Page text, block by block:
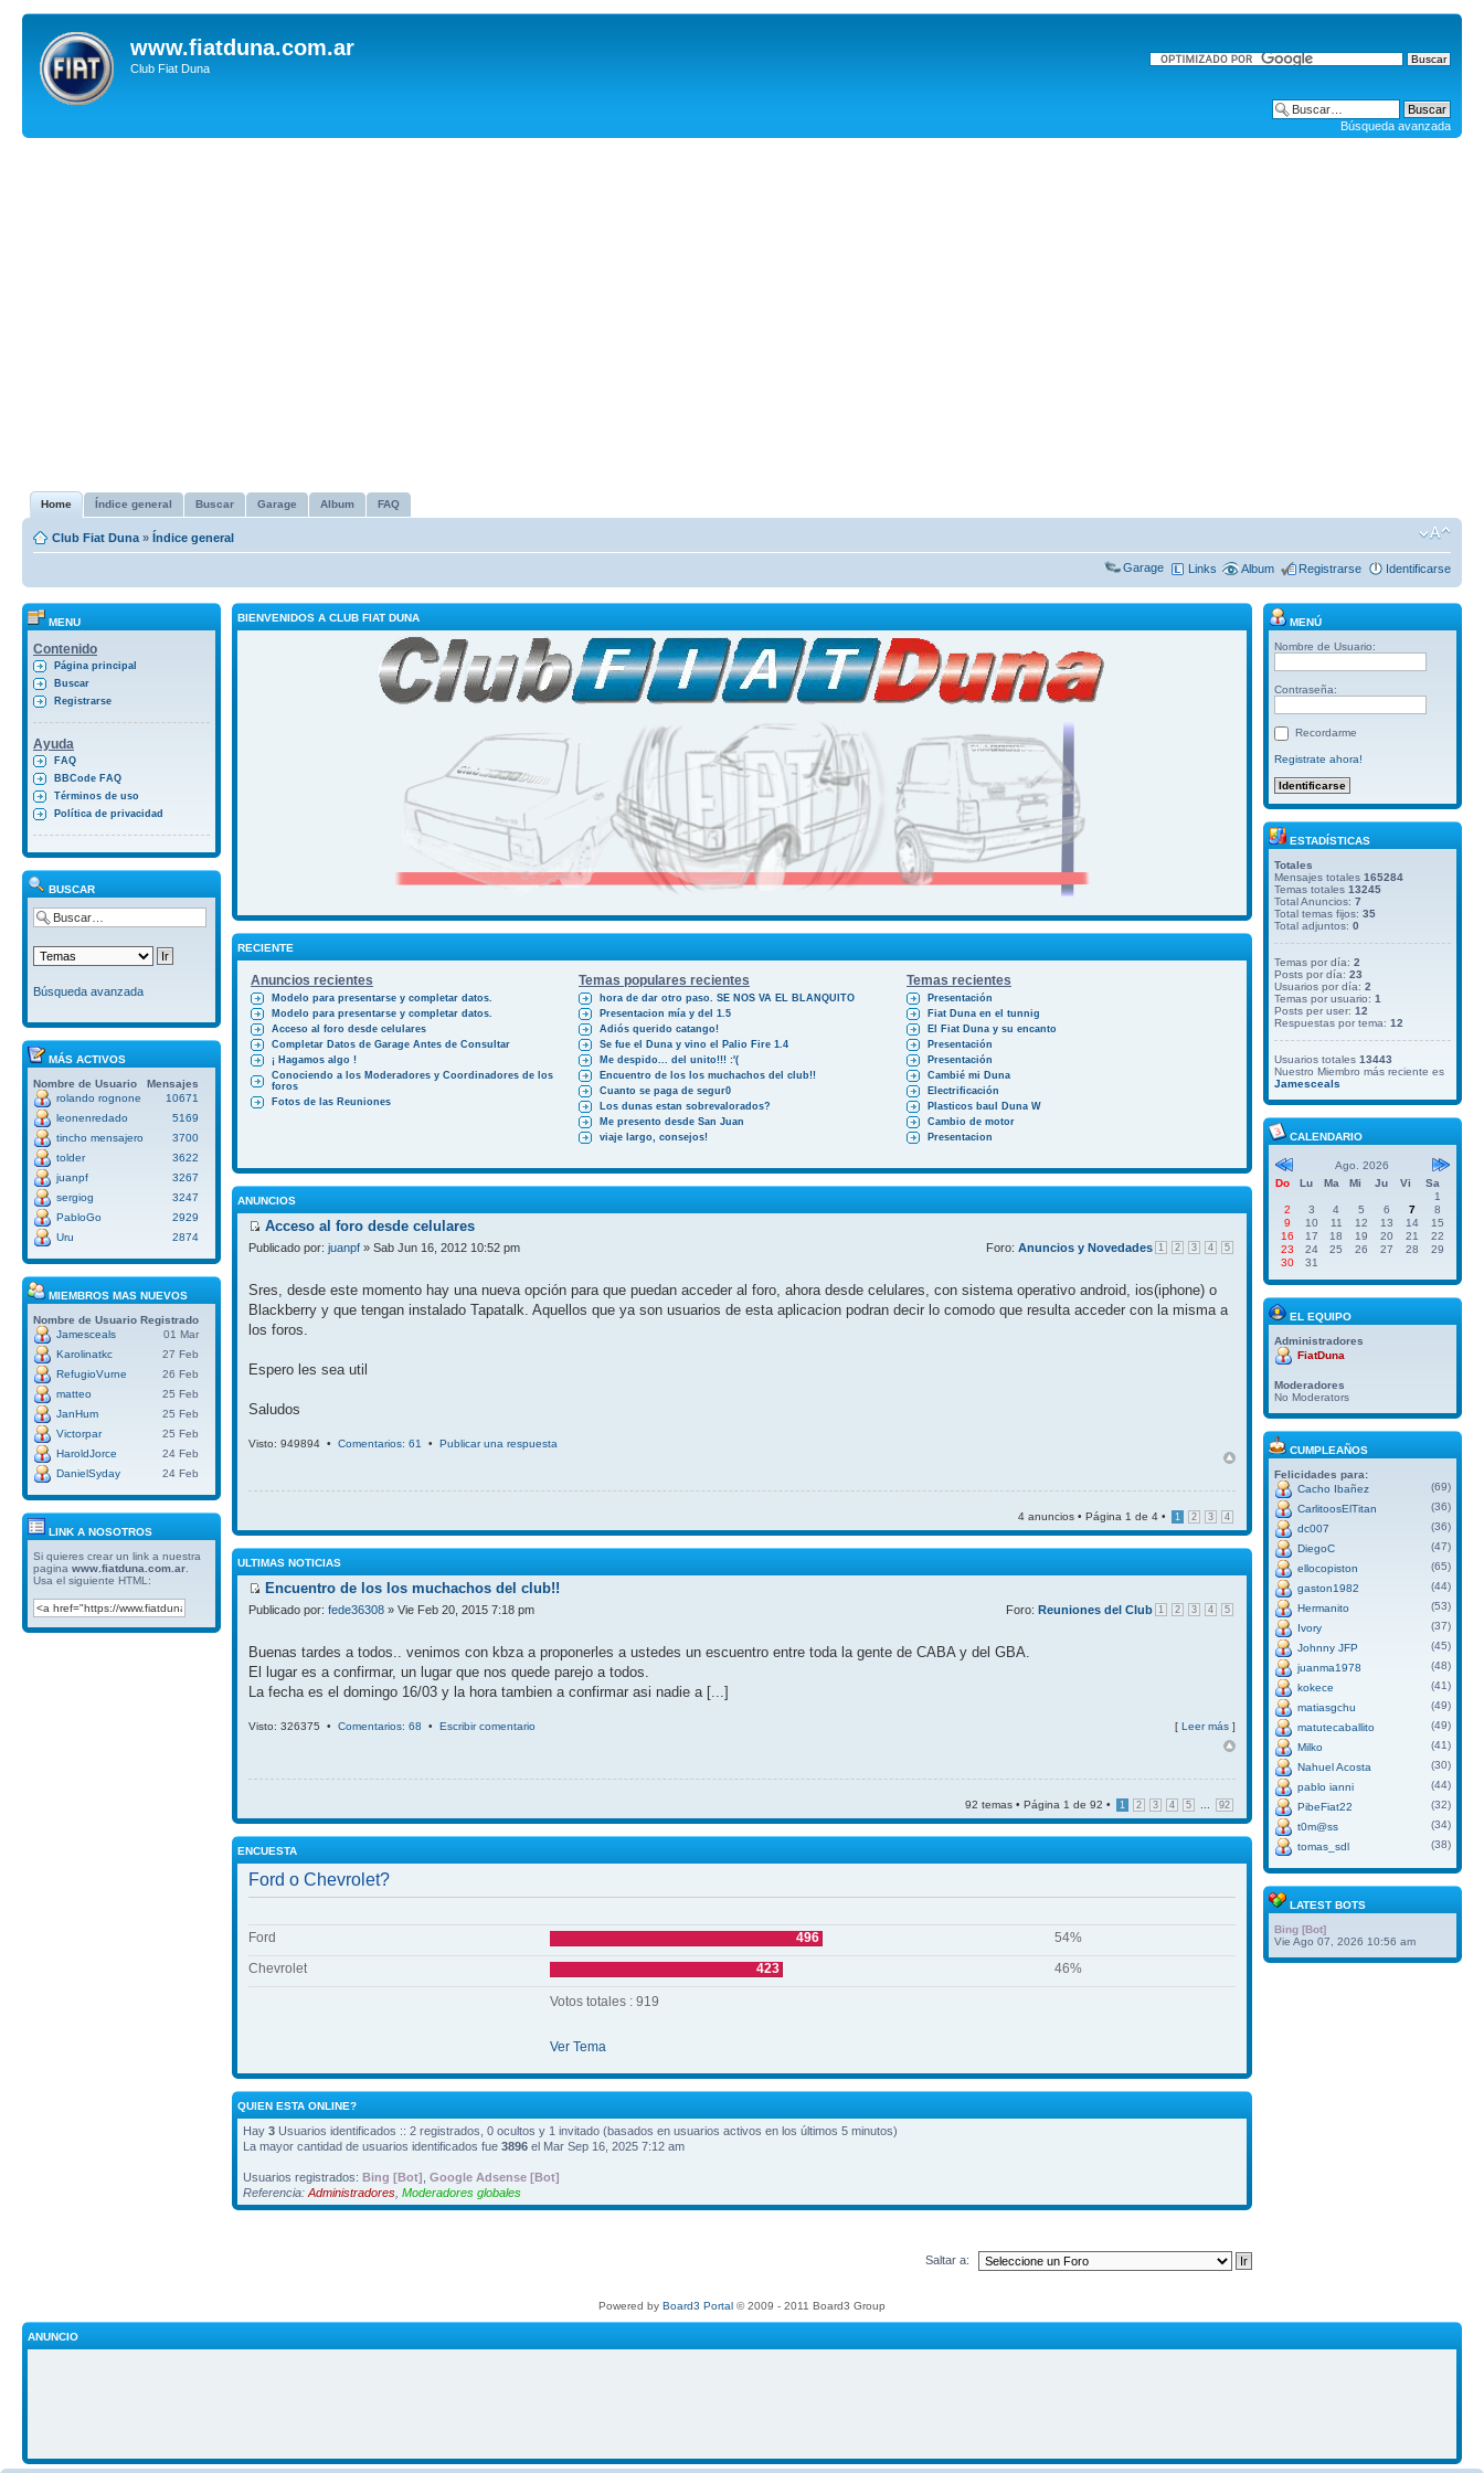
www.fiatduna.com.ar
Club Fiat Duna
Búsqueda avanzada
Home Índice general Buscar Garage Album FAQ
Club Fiat Duna » Índice general
Garage Links Album Registrarse Identificarse
MENU
Contenido
Página principal
Buscar
Registrarse
Ayuda
FAQ
BBCode FAQ
Términos de uso
Política de privacidad
BUSCAR
Búsqueda avanzada
MÁS ACTIVOS
Nombre de Usuario
Mensajes
rolando rognone
10671
leonenredado
5169
tincho mensajero
3700
tolder
3622
juanpf
3267
sergiog
3247
PabloGo
2929
Uru
2874
MIEMBROS MAS NUEVOS
Nombre de Usuario Registrado
Jamesceals
01 Mar
Karolinatkc
27 Feb
RefugioVurne
26 Feb
matteo
25 Feb
JanHum
25 Feb
Victorpar
25 Feb
HaroldJorce
24 Feb
DanielSyday
24 Feb
LINK A NOSOTROS
Si quieres crear un link a nuestra
pagina www.fiatduna.com.ar
Usa el siguiente HTML:
BIENVENIDOS A CLUB FIAT DUNA
RECIENTE
Anuncios recientes Temas populares recientes Temas recientes
Modelo para presentarse y completar datos.
Modelo para presentarse y completar datos.
Acceso al foro desde celulares
Completar Datos de Garage Antes de Consultar
¡ Hagamos algo !
Conociendo a los Moderadores y Coordinadores de los
foros
Fotos de las Reuniones
hora de dar otro paso. SE NOS VA EL BLANQUITO
Presentacion mía y del 1.5
Adiós querido catango!
Se fue el Duna y vino el Palio Fire 1.4
Me despido... del unito!!! :'(
Encuentro de los los muchachos del club!!
Cuanto se paga de segur0
Los dunas estan sobrevalorados?
Me presento desde San Juan
viaje largo, consejos!
Presentación
Fiat Duna en el tunnig
El Fiat Duna y su encanto
Presentación
Presentación
Cambié mi Duna
Electrificación
Plasticos baul Duna W
Cambio de motor
Presentacion
ANUNCIOS
Acceso al foro desde celulares
1 2 3 4 5
Publicado por: juanpf » Sab Jun 16, 2012 10:52 pm Foro: Anuncios y Novedades
Sres, desde este momento hay una nueva opción para que puedan acceder al foro, ahora desde celulares, con sistema operativo android, ios(iphone) o
Blackberry y que tengan instalado Tapatalk. Aquellos que ya son usuarios de esta aplicacion podran decir lo comodo que resulta acceder con la misma a
los foros.
Espero les sea util
Saludos
Visto: 949894 • Comentarios: 61 • Publicar una respuesta
4 anuncios • Página 1 de 4 • 1 2 3 4
ULTIMAS NOTICIAS
Encuentro de los los muchachos del club!!
1 2 3 4 5
Publicado por: fede36308 » Vie Feb 20, 2015 7:18 pm Foro: Reuniones del Club
Buenas tardes a todos.. venimos con kbza a proponerles a ustedes un escuentro entre toda la gente de CABA y del GBA.
El lugar es a confirmar, un lugar que nos quede parejo a todos.
La fecha es el domingo 16/03 y la hora tambien a confirmar asi nadie a [...]
Visto: 326375 • Comentarios: 68 • Escribir comentario [ Leer más ]
92 temas • Página 1 de 92 • 1 2 3 4 5 92
ENCUESTA
Ford o Chevrolet?
Ford 496
54%
Chevrolet
423 46%
Votos totales : 919
Ver Tema
QUIEN ESTA ONLINE?
Hay 3 Usuarios identificados :: 2 registrados, 0 ocultos y 1 invitado (basados en usuarios activos en los últimos 5 minutos)
La mayor cantidad de usuarios identificados fue 3896 el Mar Sep 16, 2025 7:12 am
Usuarios registrados: Bing [Bot] Google Adsense [Bot]
Referencia: Administradores Moderadores globales
Saltar a:
MENÚ
Nombre de Usuario:
Contraseña:
Recordarme
Registrate ahora!
ESTADÍSTICAS
Totales
Mensajes totales 165284
Temas totales 13245
Total Anuncios: 7
Total temas fijos: 35
Total adjuntos: 0
Temas por día: 2
Posts por día: 23
Usuarios por día: 2
Temas por usuario: 1
Posts per user: 12
Respuestas por tema: 12
Usuarios totales 13443
Nuestro Miembro más reciente es
Jamesceals
CALENDARIO
Ago. 2026
Do
Lu Ma Mi Ju Vi
Sa
1
2
3 4 5 6 7
8
9
10 11 12 13 14
15
16
17 18 19 20 21
22
23
24 25 26 27 28
29
30
31
EL EQUIPO
Administradores
FiatDuna
Moderadores
No Moderators
CUMPLEAÑOS
Felicidades para:
Cacho Ibañez
(69)
CarlitoosElTitan
(36)
dc007
(36)
DiegoC
(47)
ellocopiston
(65)
gaston1982
(44)
Hermanito
(53)
Ivory
(37)
Johnny JFP
(45)
juanma1978
(48)
kokece
(41)
matiasgchu
(49)
matutecaballito
(49)
Milko
(41)
Nahuel Acosta
(30)
pablo ianni
(44)
PibeFiat22
(32)
t0m@ss
(34)
tomas_sdl
(38)
LATEST BOTS
Bing [Bot]
Vie Ago 07, 2026 10:56 am
Powered by Board3 Portal © 2009 - 2011 Board3 Group
ANUNCIO